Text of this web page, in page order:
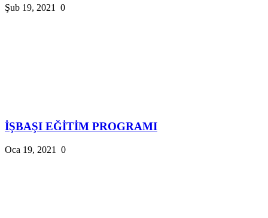
Şub 19, 2021 0
İŞBAŞI EĞİTİM PROGRAMI
Oca 19, 2021 0